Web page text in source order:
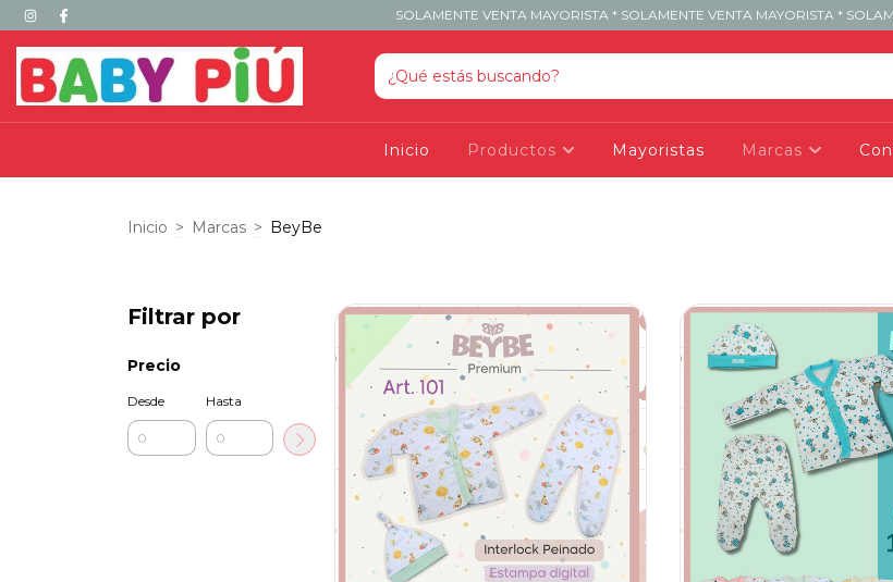
SOLAMENTE VENTA MAYORISTA * SOLAMENTE VENTA MAYORISTA *
Inicio Productos Mayoristas Marcas
Inicio > Marcas > BeyBe
Filtrar por
Precio
Desde Hasta